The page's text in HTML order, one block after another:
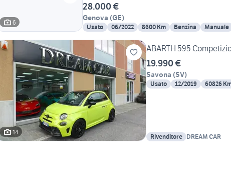
6
28.000 €
Genova (GE)
Usato 06/2022 8600 Km Benzina Manuale
14
ABARTH 595
19.990 €
Savona (SV)
Usato 12/2019 60826
Rivenditore DREAM CAR